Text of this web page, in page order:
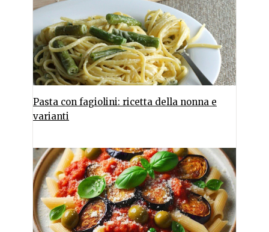
Pasta con fagiolini: ricetta della nonna e
varianti